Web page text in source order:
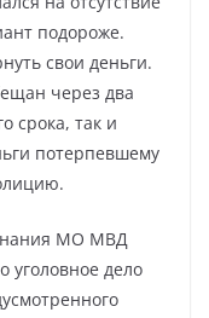
подороже.
свои деньги.
через два
срока, так и
потерпевшему
МО МВД
уголовное дело